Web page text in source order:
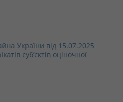
України від 15.07.2025
суб’єктів оціночної